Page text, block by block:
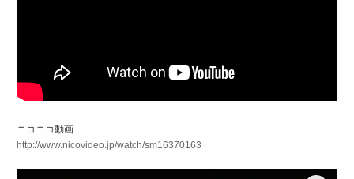
ニコニコ動画
http://www.nicovideo.jp/watch/sm16370163